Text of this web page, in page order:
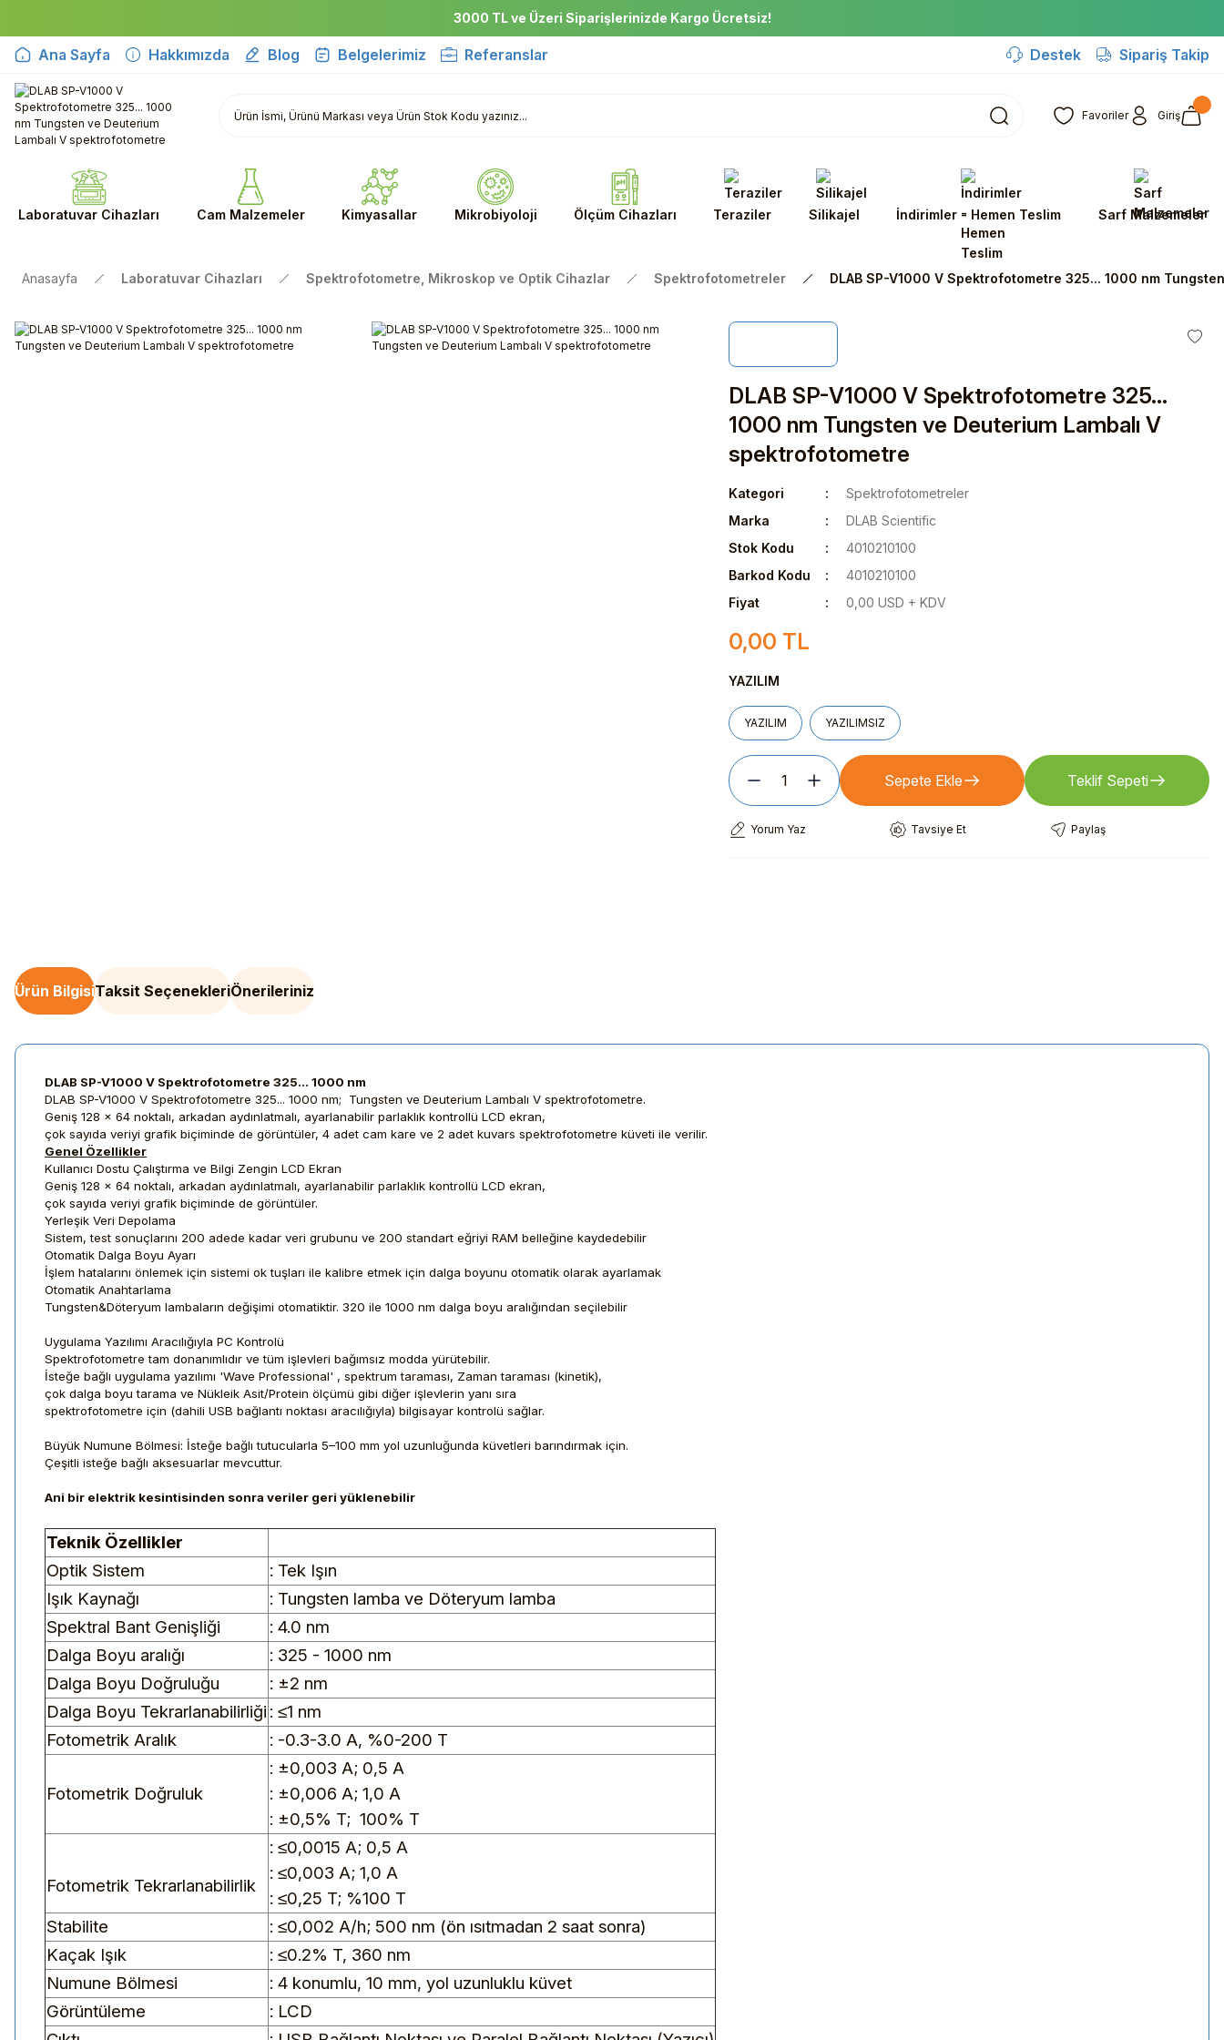
3000 TL ve Üzeri Siparişlerinizde Kargo Ücretsiz!
Ana Sayfa Hakkımızda Blog Belgelerimiz Referanslar Destek Sipariş Takip
Favoriler Giriş
Laboratuvar Cihazları Cam Malzemeler Kimyasallar Mikrobiyoloji Ölçüm Cihazları Teraziler Silikajel İndirimler - Hemen Teslim Sarf Malzemeler
Anasayfa Laboratuvar Cihazları Spektrofotometre, Mikroskop ve Optik Cihazlar Spektrofotometreler DLAB SP-V1000 V Spektrofotometre 325... 1000 nm
DLAB SP-V1000 V Spektrofotometre 325...
1000 nm Tungsten ve Deuterium Lambalı V
spektrofotometre
Kategori
Spektrofotometreler
Marka
DLAB Scientific
Stok Kodu
4010210100
Barkod Kodu
4010210100
Fiyat
0,00 USD + KDV
0,00 TL
YAZILIM
YAZILIM YAZILIMSIZ
Sepete Ekle Teklif Sepeti
Yorum Yaz Tavsiye Et Paylaş
Ürün BilgisiTaksit SeçenekleriÖnerileriniz
DLAB SP-V1000 V Spektrofotometre 325... 1000 nm
DLAB SP-V1000 V Spektrofotometre 325... 1000 nm; Tungsten ve Deuterium Lambalı V spektrofotometre.
Geniş 128 x 64 noktalı, arkadan aydınlatmalı, ayarlanabilir parlaklık kontrollü LCD ekran,
çok sayıda veriyi grafik biçiminde de görüntüler, 4 adet cam kare ve 2 adet kuvars spektrofotometre küveti ile verilir.
Genel Özellikler
Kullanıcı Dostu Çalıştırma ve Bilgi Zengin LCD Ekran
Geniş 128 x 64 noktalı, arkadan aydınlatmalı, ayarlanabilir parlaklık kontrollü LCD ekran,
çok sayıda veriyi grafik biçiminde de görüntüler.
Yerleşik Veri Depolama
Sistem, test sonuçlarını 200 adede kadar veri grubunu ve 200 standart eğriyi RAM belleğine kaydedebilir
Otomatik Dalga Boyu Ayarı
İşlem hatalarını önlemek için sistemi ok tuşları ile kalibre etmek için dalga boyunu otomatik olarak ayarlamak
Otomatik Anahtarlama
Tungsten&Döteryum lambaların değişimi otomatiktir. 320 ile 1000 nm dalga boyu aralığından seçilebilir
Uygulama Yazılımı Aracılığıyla PC Kontrolü
Spektrofotometre tam donanımlıdır ve tüm işlevleri bağımsız modda yürütebilir.
İsteğe bağlı uygulama yazılımı 'Wave Professional' , spektrum taraması, Zaman taraması (kinetik),
çok dalga boyu tarama ve Nükleik Asit/Protein ölçümü gibi diğer işlevlerin yanı sıra
spektrofotometre için (dahili USB bağlantı noktası aracılığıyla) bilgisayar kontrolü sağlar.
Büyük Numune Bölmesi: İsteğe bağlı tutucularla 5–100 mm yol uzunluğunda küvetleri barındırmak için.
Çeşitli isteğe bağlı aksesuarlar mevcuttur.
Ani bir elektrik kesintisinden sonra veriler geri yüklenebilir
Teknik Özellikler
Optik Sistem
: Tek Işın
Işık Kaynağı
: Tungsten lamba ve Döteryum lamba
Spektral Bant Genişliği
: 4.0 nm
Dalga Boyu aralığı
: 325 - 1000 nm
Dalga Boyu Doğruluğu
: ±2 nm
Dalga Boyu Tekrarlanabilirliği : ≤1 nm
Fotometrik Aralık
: -0.3-3.0 A, %0-200 T
Fotometrik Doğruluk
: ±0,003 A; 0,5 A
: ±0,006 A; 1,0 A
: ±0,5% T; 100% T
Fotometrik Tekrarlanabilirlik
: ≤0,0015 A; 0,5 A
: ≤0,003 A; 1,0 A
: ≤0,25 T; %100 T
Stabilite
: ≤0,002 A/h; 500 nm (ön ısıtmadan 2 saat sonra)
Kaçak Işık
: ≤0.2% T, 360 nm
Numune Bölmesi
: 4 konumlu, 10 mm, yol uzunluklu küvet
Görüntüleme
: LCD